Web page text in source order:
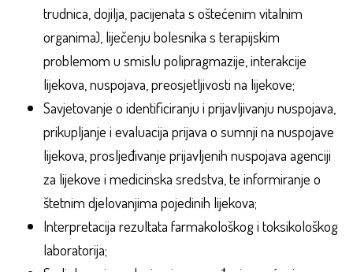
trudnica, dojilja, pacijenata s oštećenim vitalnim
organima), liječenju bolesnika s terapijskim
problemom u smislu polipragmazije, interakcije
lijekova, nuspojava, preosjetljivosti na lijekove;
Savjetovanje o identificiranju i prijavljivanju nuspojava,
prikupljanje i evaluacija prijava o sumnji na nuspojave
lijekova, prosljeđivanje prijavljenih nuspojava agenciji
za lijekove i medicinska sredstva, te informiranje o
štetnim djelovanjima pojedinih lijekova;
Interpretacija rezultata farmakološkog i toksikološkog
laboratorija;